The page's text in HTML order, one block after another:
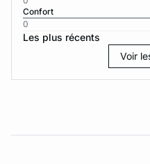
Confort
0
Les plus récents
Voir